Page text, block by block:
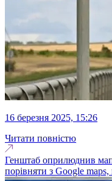
16 березня 2025, 15:26
Читати повністю
Генштаб оприлюднив
порівняти з Google maps,